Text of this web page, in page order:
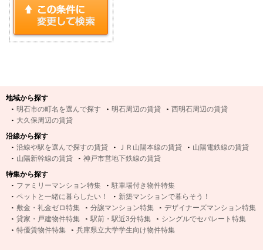
地域から探す
明石市の町名を選んで探す
明石周辺の賃貸
西明石周辺の賃貸
大久保周辺の賃貸
沿線から探す
沿線や駅を選んで探すの賃貸
ＪＲ山陽本線の賃貸
山陽電鉄線の賃貸
山陽新幹線の賃貸
神戸市営地下鉄線の賃貸
特集から探す
ファミリーマンション特集
駐車場付き物件特集
ペットと一緒に暮らしたい！
新築マンションで暮らそう！
敷金・礼金ゼロ特集
分譲マンション特集
デザイナーズマンション特集
貸家・戸建物件特集
駅前・駅近3分特集
シングルでセパレート特集
特優賃物件特集
兵庫県立大学学生向け物件特集